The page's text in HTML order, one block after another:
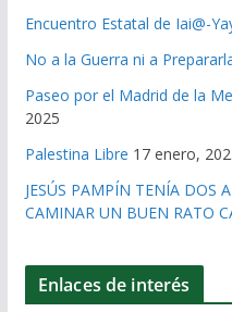
Encuentro Estatal de Iai@-
No a la Guerra ni a
Paseo por el Madrid de la
2025
Palestina Libre 17 enero,
JESÚS PAMPÍN TENÍA DOS
CAMINAR UN BUEN RATO
Enlaces de interés